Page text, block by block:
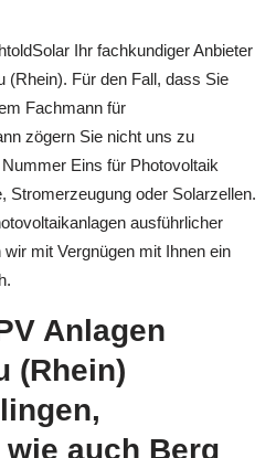
Ihr fachkundiger Anbieter
(Rhein). Für den Fall, dass Sie
Fachmann für
zögern Sie nicht uns zu
Eins für Photovoltaik
Stromerzeugung oder Solarzellen.
ausführlicher
mit Vergnügen mit Ihnen ein
Anlagen
(Rhein)
auch Berg